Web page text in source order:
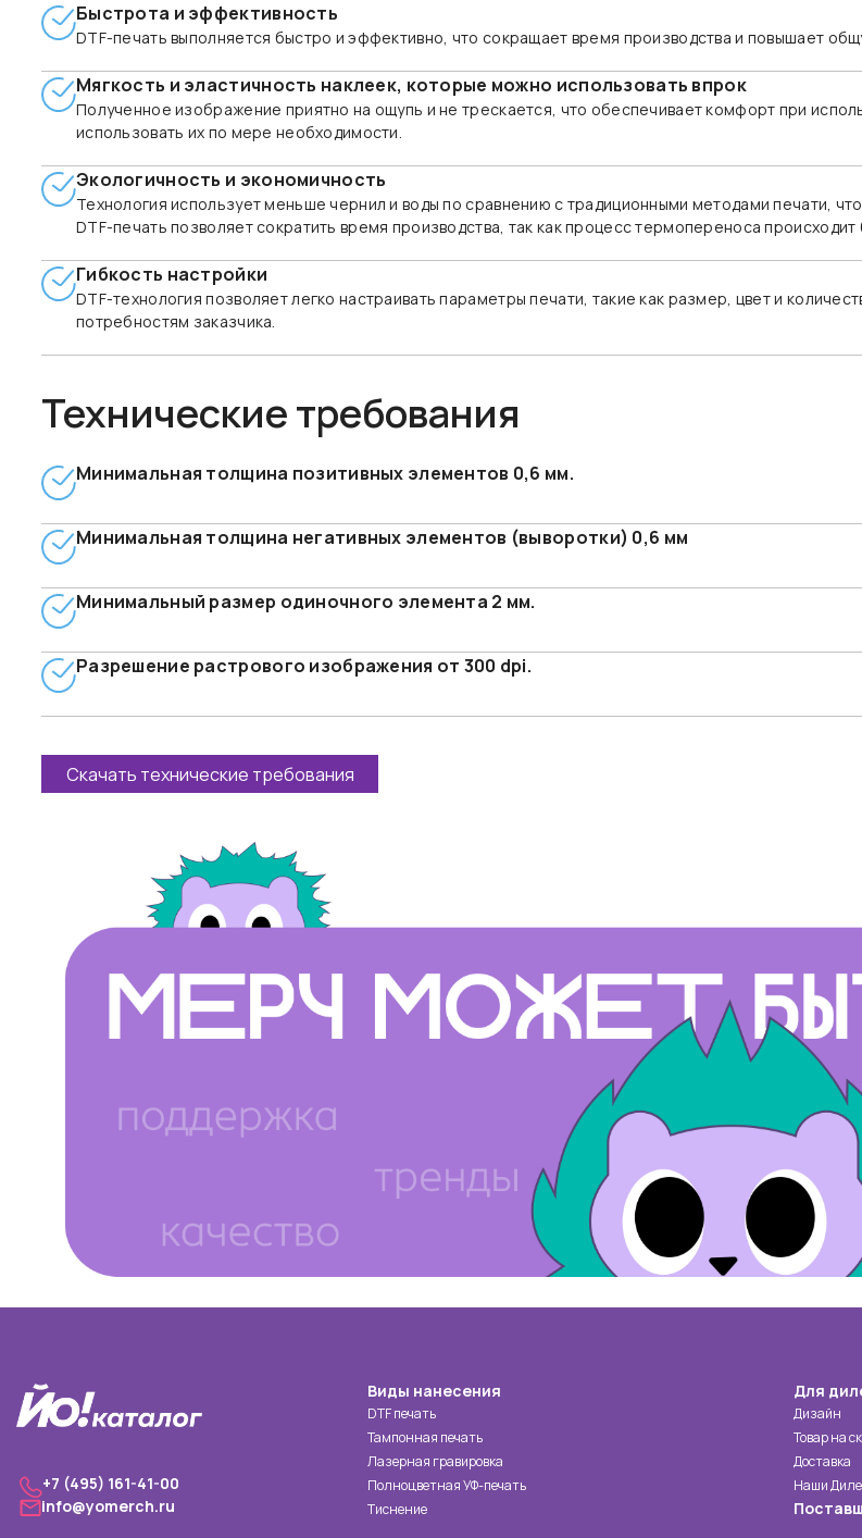
Быстрота и эффективность
DTF-печать выполняется быстро и эффективно, что сокращает время производства и повышает
Мягкость и эластичность наклеек, которые можно использовать впрок
Полученное изображение приятно на ощупь и не трескается, что обеспечивает комфорт при
использовать их по мере необходимости.
Экологичность и экономичность
Технология использует меньше чернил и воды по сравнению с традиционными методами печати,
DTF-печать позволяет сократить время производства, так как процесс термопереноса
Гибкость настройки
DTF-технология позволяет легко настраивать параметры печати, такие как размер, цвет и
потребностям заказчика.
Технические требования
Минимальная толщина позитивных элементов 0,6 мм.
Минимальная толщина негативных элементов (выворотки) 0,6 мм
Минимальный размер одиночного элемента 2 мм.
Разрешение растрового изображения от 300 dpi.
Скачать технические требования
+7 (495) 161-41-00
info@yomerch.ru
Виды нанесения
DTF печать
Тампонная печать
Лазерная гравировка
Полноцветная УФ-печать
Тиснение
Для
Дизайн
Товар на
Доставка
Наши